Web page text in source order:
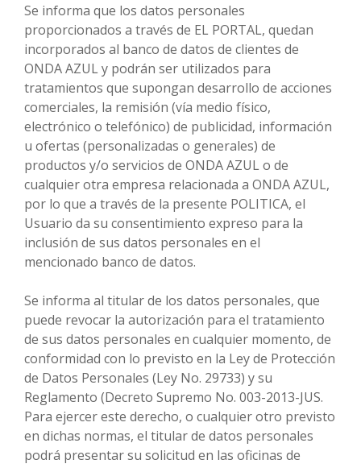
Se informa que los datos personales
proporcionados a través de EL PORTAL, quedan
incorporados al banco de datos de clientes de
ONDA AZUL y podrán ser utilizados para
tratamientos que supongan desarrollo de acciones
comerciales, la remisión (vía medio físico,
electrónico o telefónico) de publicidad, información
u ofertas (personalizadas o generales) de
productos y/o servicios de ONDA AZUL o de
cualquier otra empresa relacionada a ONDA AZUL,
por lo que a través de la presente POLITICA, el
Usuario da su consentimiento expreso para la
inclusión de sus datos personales en el
mencionado banco de datos.
Se informa al titular de los datos personales, que
puede revocar la autorización para el tratamiento
de sus datos personales en cualquier momento, de
conformidad con lo previsto en la Ley de Protección
de Datos Personales (Ley No. 29733) y su
Reglamento (Decreto Supremo No. 003-2013-JUS.
Para ejercer este derecho, o cualquier otro previsto
en dichas normas, el titular de datos personales
podrá presentar su solicitud en las oficinas de